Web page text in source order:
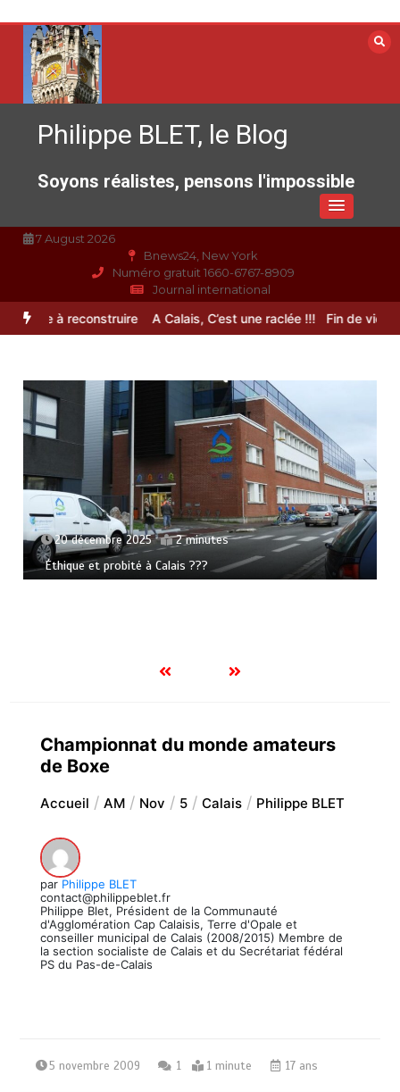
contenu
Philippe BLET, le Blog
Soyons réalistes, pensons l'impossible
7 August 2026
Bnews24, New York
Numéro gratuit 1660-6767-8909
Journal international
à reconstruire A Calais, C’est une raclée !!! Fin de vie :
20 décembre 2025 2 minutes
Éthique et probité à Calais ???
Championnat du monde amateurs
de Boxe
Accueil AM Nov 5 Calais Philippe BLET
par Philippe BLET
contact@philippeblet.fr
Philippe Blet, Président de la Communauté
d'Agglomération Cap Calaisis, Terre d'Opale et
conseiller municipal de Calais (2008/2015) Membre de
la section socialiste de Calais et du Secrétariat fédéral
PS du Pas-de-Calais
5 novembre 2009 1 1 minute 17 ans